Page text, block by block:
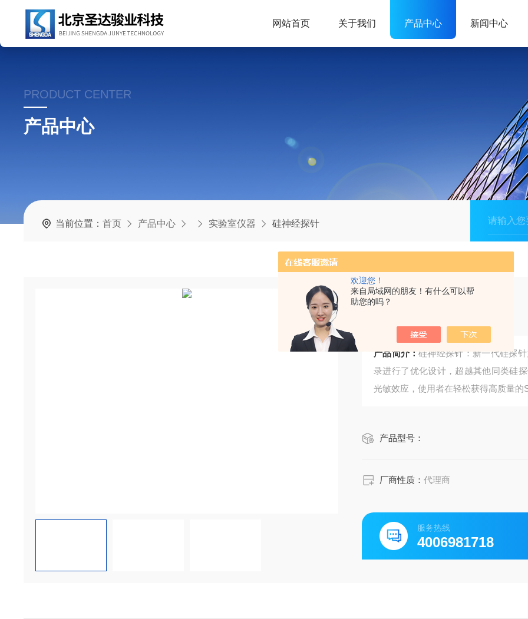
欢迎您！
来自局域网的朋友！有什么可以帮
助您的吗？
网站首页 关于我们 产品中心 新闻中心
PRODUCT CENTER
产品中心
当前位置：首页 产品中心 实验室仪器 硅神经探针
产品简介：硅神经探针：新一代硅探
录进行了优化设计，超越其他同类硅
光敏效应，使用者在轻松获得高质量
产品型号：
厂商性质：代理商
服务热线
4006981718